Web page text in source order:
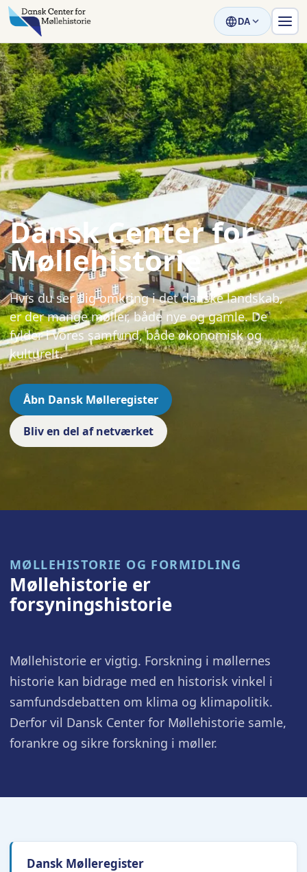
DA
Dansk Center for
Møllehistorie
Hvis du ser dig omkring i det danske landskab,
er der mange møller, både nye og gamle. De
fylder i vores samfund, både økonomisk og
kulturelt.
Åbn Dansk Mølleregister
Bliv en del af netværket
MØLLEHISTORIE OG FORMIDLING
Møllehistorie er
forsyningshistorie
Møllehistorie er vigtig. Forskning i møllernes
historie kan bidrage med en historisk vinkel i
samfundsdebatten om klima og klimapolitik.
Derfor vil Dansk Center for Møllehistorie samle,
forankre og sikre forskning i møller.
Dansk Mølleregister